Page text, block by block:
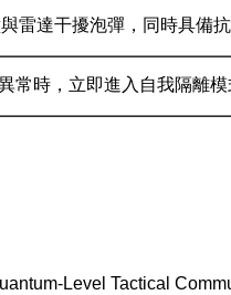
雷達干擾泡彈，同時具備
常時，立即進入自我隔離
Level Tactical